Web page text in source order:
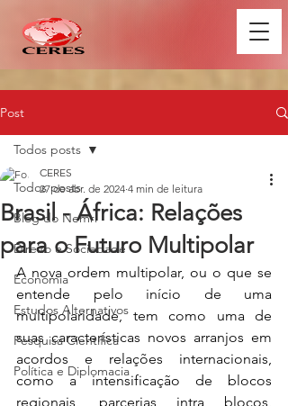
Post
Todos posts
Blog do Nemri
Direito e Sociedade
Economia
Estudos Alternativos
Pesquisa Científica
Política e Diplomacia
Todos posts
Brasil - África: Relações
para o Futuro Multipolar
CERES
27 de abr. de 2024 4 min de leitura
A nova ordem multipolar, ou o que se
entende pelo início de uma
multipolaridade, tem como uma de
suas características novos arranjos em
acordos e relações internacionais,
como a intensificação de blocos
regionais, parcerias intra blocos,